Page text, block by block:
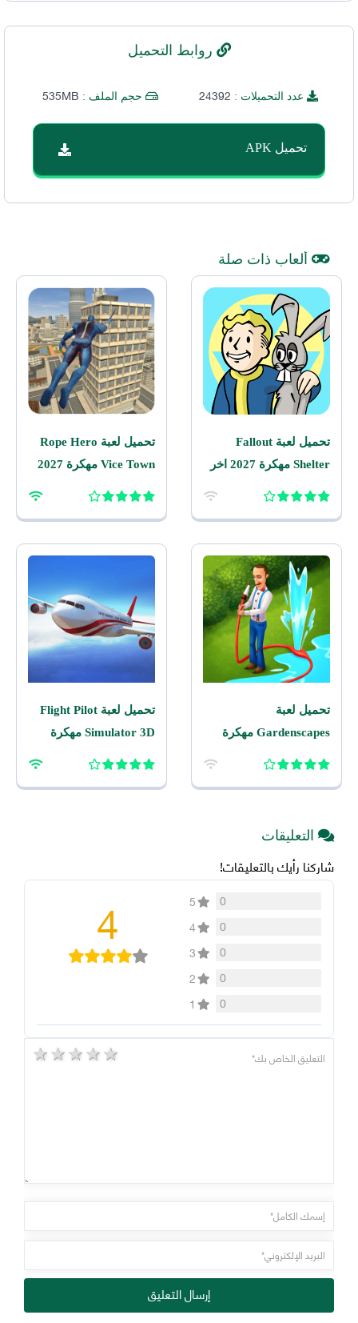
روابط التحميل
عدد التحميلات : 24392 حجم الملف : 535MB
تحميل APK
ألعاب ذات صلة
تحميل لعبة Fallout
Shelter مهكرة 2027 اخر
تحميل لعبة Rope Hero
Vice Town مهكرة 2027
تحميل لعبة
Gardenscapes مهكرة
تحميل لعبة Flight Pilot
Simulator 3D مهكرة
التعليقات
شاركنا رأيك بالتعليقات!
0
5
0
4
0
3
0
2
0
1
4
5 stars 4 stars 3 stars 2 stars 1 star
إرسال التعليق